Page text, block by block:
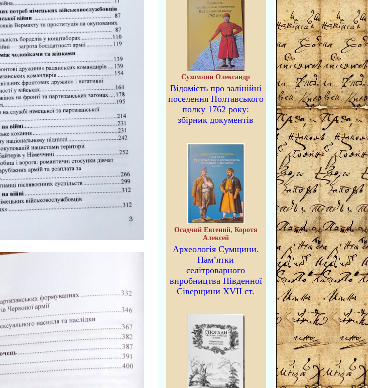
Сухомлин Олександр
Відомість про залінійні
поселення Полтавського
полку 1762 року:
збірник документів
Осадчий Евгений, Коротя
Алексей
Археологія Сумщини.
Пам’ятки
селітроварного
виробництва Південної
Сіверщини XVII ст.